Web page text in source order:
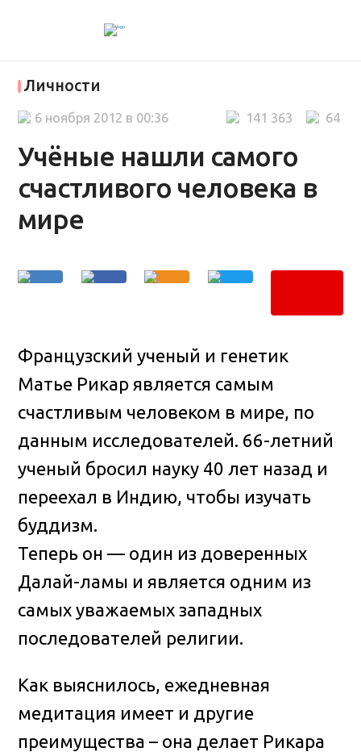
Личности
Учёные нашли самого
счастливого человека в
мире
64
141 363
6 ноября 2012 в 00:36
Французский ученый и генетик
Матье Рикар является самым
счастливым человеком в мире, по
данным исследователей. 66-летний
ученый бросил науку 40 лет назад и
переехал в Индию, чтобы изучать
буддизм.
Теперь он — один из доверенных
Далай-ламы и является одним из
самых уважаемых западных
последователей религии.
Как выяснилось, ежедневная
медитация имеет и другие
преимущества – она делает Рикара